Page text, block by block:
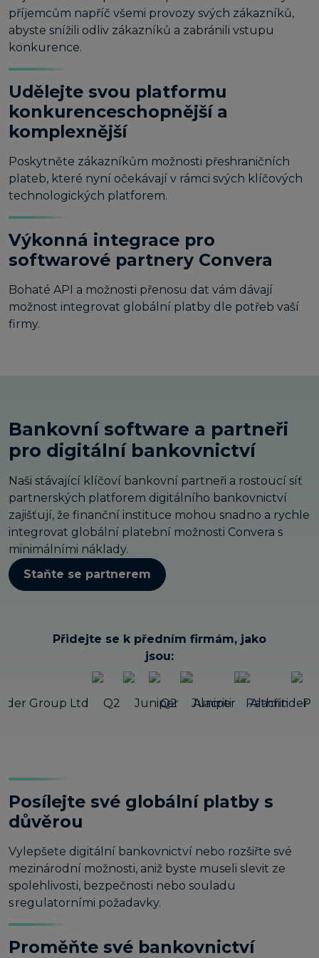
příjemcům napříč všemi provozy svých zákazníků,
abyste snížili odliv zákazníků a zabránili vstupu
konkurence.
Udělejte svou platformu
konkurenceschopnější a
komplexnější
Poskytněte zákazníkům možnosti přeshraničních
plateb, které nyní očekávají v rámci svých klíčových
technologických platforem.
Výkonná integrace pro
softwarové partnery Convera
Bohaté API a možnosti přenosu dat vám dávají
možnost integrovat globální platby dle potřeb vaší
firmy.
Bankovní software a partneři
pro digitální bankovnictví
Naši stávající klíčoví bankovní partneři a rostoucí síť
partnerských platforem digitálního bankovnictví
zajišťují, že finanční instituce mohou snadno a rychle
integrovat globální platební možnosti Convera s
minimálními náklady.
Staňte se partnerem
Přidejte se k předním firmám, jako
jsou:
Posílejte své globální platby s
důvěrou
Vylepšete digitální bankovnictví nebo rozšiřte své
mezinárodní možnosti, aniž byste museli slevit ze
spolehlivosti, bezpečnosti nebo souladu
s regulatorními požadavky.
Proměňte své bankovnictví